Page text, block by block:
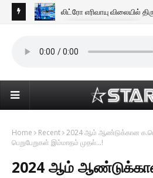
லிட்ரோ எரிவாயு விலையில்
Home Recent 2024 ஆம் ஆண்டுக்கான
பெறுபேறுகள் இம்மாதம் முதல்...!
2024 ஆம்